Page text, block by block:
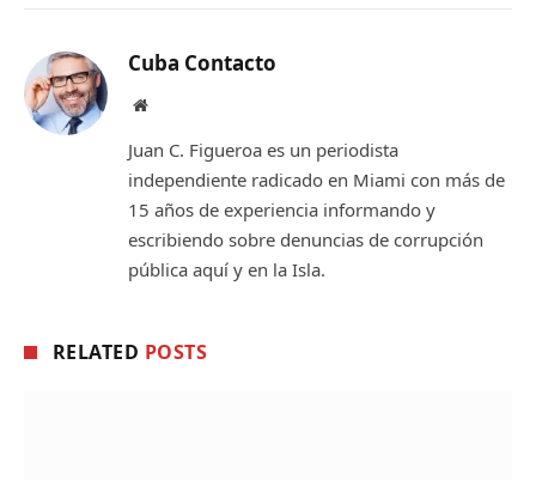
Cuba Contacto
Website
Juan C. Figueroa es un periodista
independiente radicado en Miami con más de
15 años de experiencia informando y
escribiendo sobre denuncias de corrupción
pública aquí y en la Isla.
RELATED POSTS